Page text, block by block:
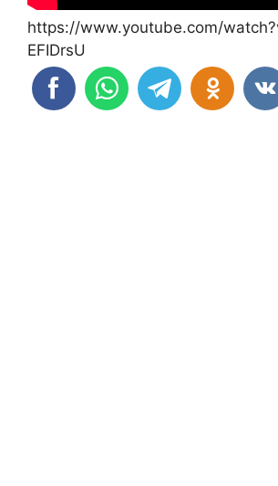
https://www.youtube.com/
EFIDrsU